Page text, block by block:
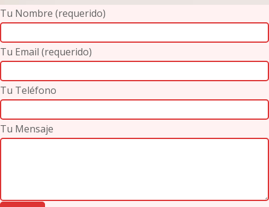
Tu Nombre (requerido)
Tu Email (requerido)
Tu Teléfono
Tu Mensaje